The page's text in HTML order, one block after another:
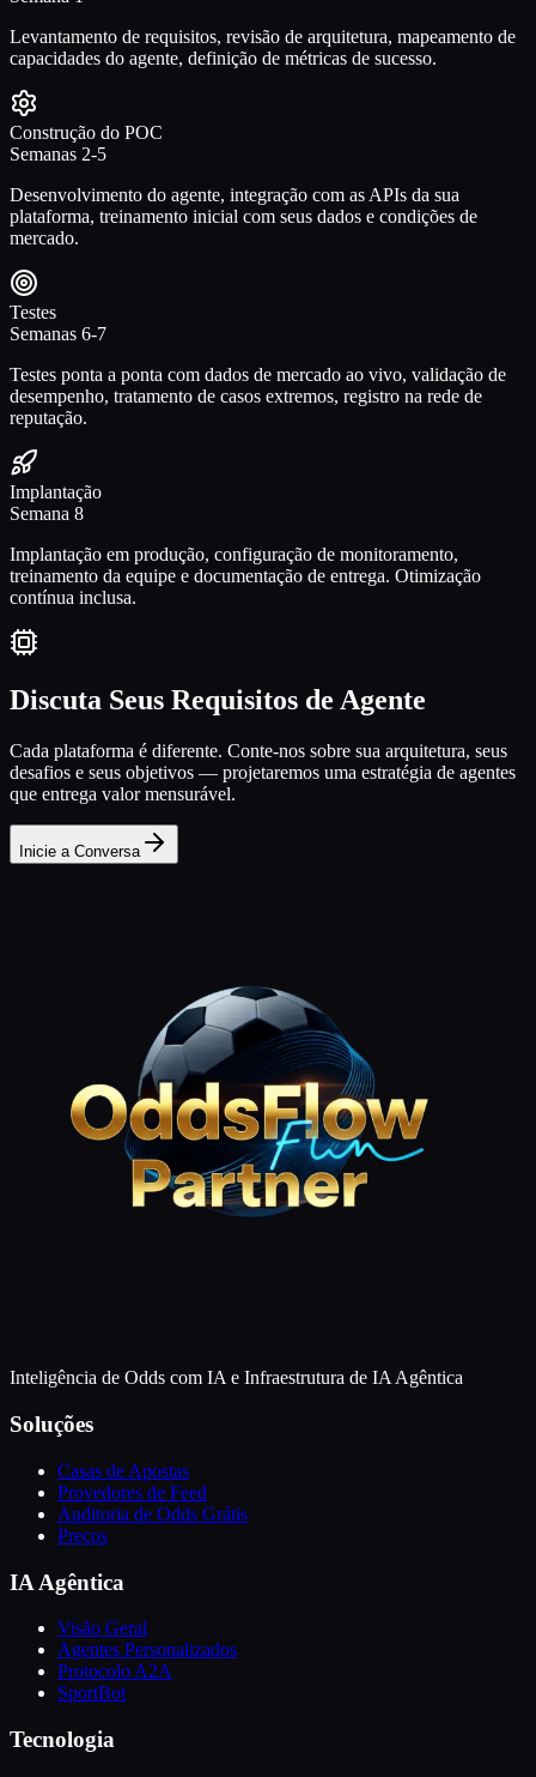
Levantamento de requisitos, revisão de arquitetura, mapeamento de
capacidades do agente, definição de métricas de sucesso.
Construção do POC
Semanas 2-5
Desenvolvimento do agente, integração com as APIs da sua
plataforma, treinamento inicial com seus dados e condições de
mercado.
Testes
Semanas 6-7
Testes ponta a ponta com dados de mercado ao vivo, validação de
desempenho, tratamento de casos extremos, registro na rede de
reputação.
Implantação
Semana 8
Implantação em produção, configuração de monitoramento,
treinamento da equipe e documentação de entrega. Otimização
contínua inclusa.
Discuta Seus Requisitos de Agente
Cada plataforma é diferente. Conte-nos sobre sua arquitetura, seus
desafios e seus objetivos — projetaremos uma estratégia de agentes
que entrega valor mensurável.
Inicie a Conversa
Inteligência de Odds com IA e Infraestrutura de IA Agêntica
Soluções
Casas de Apostas
Provedores de Feed
Auditoria de Odds Grátis
Preços
IA Agêntica
Visão Geral
Agentes Personalizados
Protocolo A2A
SportBot
Tecnologia